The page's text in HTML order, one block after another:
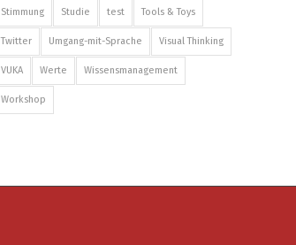
Stimmung Studie test Tools & Toys
Twitter Umgang-mit-Sprache Visual Thinking
VUKA Werte Wissensmanagement
Workshop